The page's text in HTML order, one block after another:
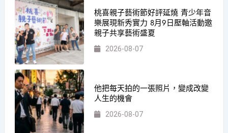
桃喜親子藝術節好評延燒 青少年音
樂展現新秀實力 8月9日壓軸活動邀
親子共享藝術盛夏
2026-08-07
他把每天拍的一張照片，變成改變
人生的機會
2026-08-07